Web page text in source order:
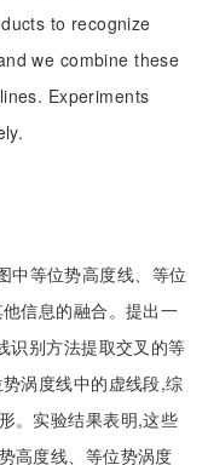
to recognize
we combine these
Experiments
中等位势高度线、等位
信息的融合。提出一
识别方法提取交叉的等
涡度线中的虚线段,综
。实验结果表明,这些
高度线、等位势涡度